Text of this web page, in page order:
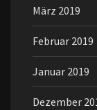
März 2019
Februar 2019
Januar 2019
Dezember